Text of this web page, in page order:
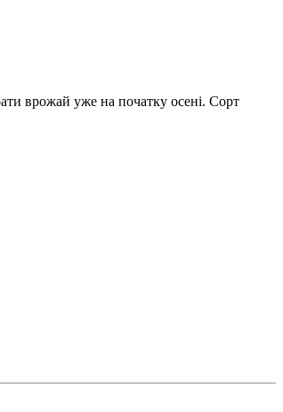
врожай уже на початку осені. Сорт